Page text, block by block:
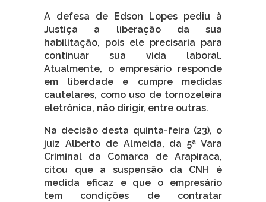
A defesa de Edson Lopes pediu à
Justiça a liberação da sua
habilitação, pois ele precisaria para
continuar sua vida laboral.
Atualmente, o empresário responde
em liberdade e cumpre medidas
cautelares, como uso de tornozeleira
eletrônica, não dirigir, entre outras.
Na decisão desta quinta-feira (23), o
juiz Alberto de Almeida, da 5ª Vara
Criminal da Comarca de Arapiraca,
citou que a suspensão da CNH é
medida eficaz e que o empresário
tem condições de contratar